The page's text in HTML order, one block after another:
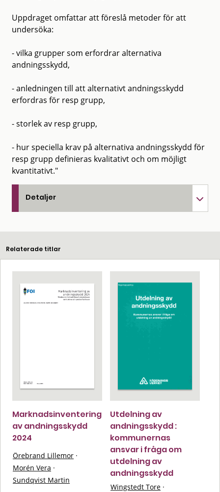
Uppdraget omfattar att föreslå metoder för att
undersöka:
- vilka grupper som erfordrar alternativa
andningsskydd,
- anledningen till att alternativt andningsskydd
erfordras för resp grupp,
- storlek av resp grupp,
- hur speciella krav på alternativa andningsskydd för
resp grupp definieras kvalitativt och om möjligt
kvantitativt."
Detaljer
Relaterade titlar
Marknadsinventering
av andningsskydd
2024
Örebrand Lillemor ·
Morén Vera ·
Sundqvist Martin
Utdelning av
andningsskydd :
kommunernas
ansvar i fråga om
utdelning av
andningsskydd
Wingstedt Tore ·